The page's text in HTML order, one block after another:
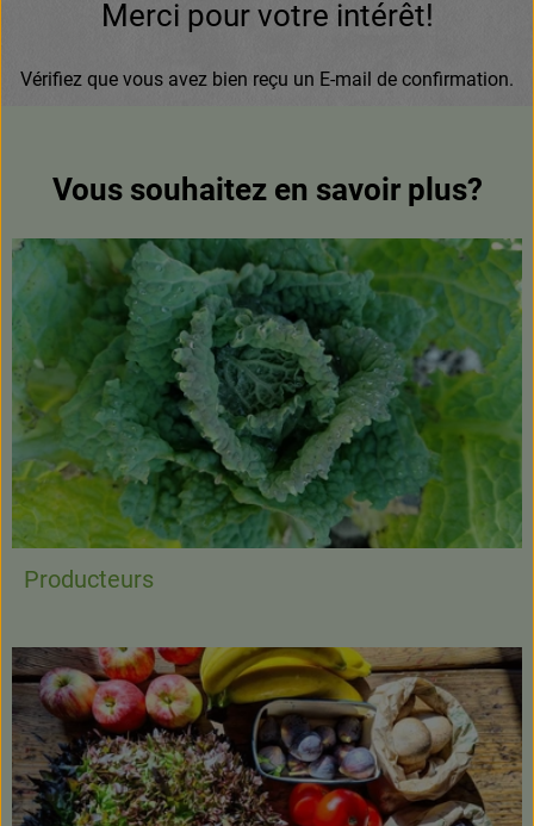
Boissons
C'est nous
Pour vous
Infos pratiques
Merci pour votre intérêt!
Vérifiez que vous avez bien reçu un E-mail de confirmation.
Vous souhaitez en savoir plus?
Producteurs